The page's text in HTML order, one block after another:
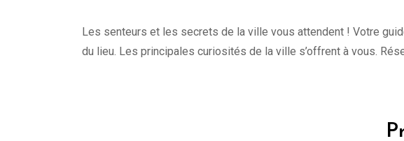
Les senteurs et les secrets de la ville vous attendent ! Votre
du lieu. Les principales curiosités de la ville s’offrent à vous.